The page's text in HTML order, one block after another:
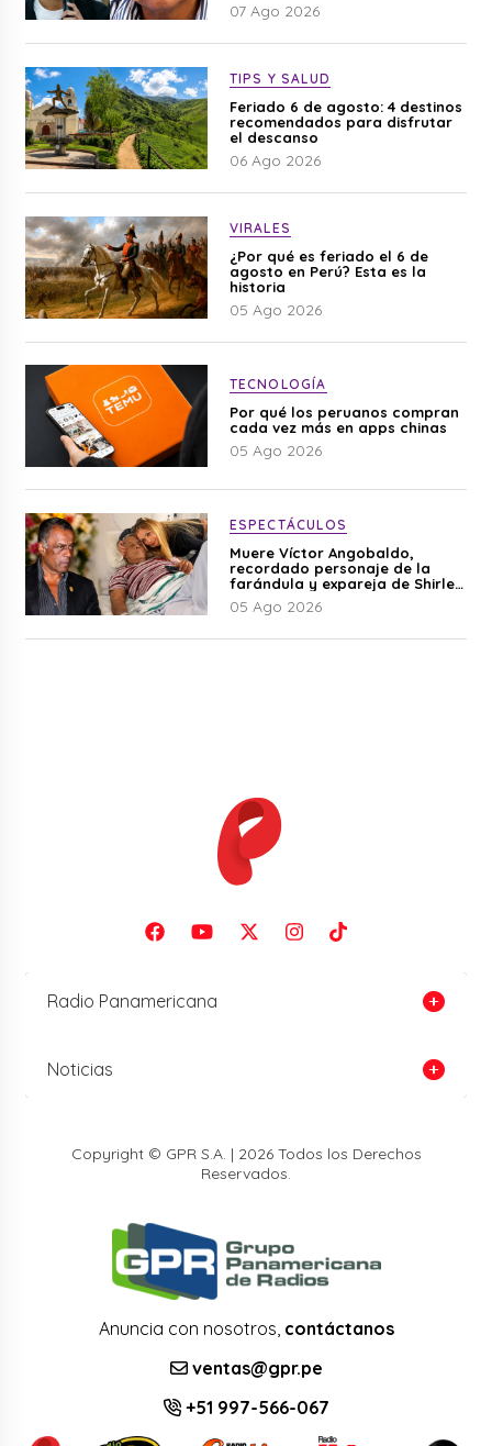
07 Ago 2026
TIPS Y SALUD
Feriado 6 de agosto: 4 destinos
recomendados para disfrutar
el descanso
06 Ago 2026
VIRALES
¿Por qué es feriado el 6 de
agosto en Perú? Esta es la
historia
05 Ago 2026
TECNOLOGÍA
Por qué los peruanos compran
cada vez más en apps chinas
05 Ago 2026
ESPECTÁCULOS
Muere Víctor Angobaldo,
recordado personaje de la
farándula y expareja de Shirley
Cherres
05 Ago 2026
Radio Panamericana
Noticias
Copyright © GPR S.A. | 2026 Todos los Derechos
Reservados.
Anuncia con nosotros, contáctanos
ventas@gpr.pe
+51 997-566-067